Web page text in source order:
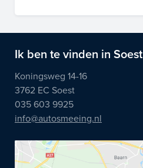
Ik ben te vinden in Soest
Koningsweg 14-16
3762 EC Soest
035 603 9925
info@autosmeeing.nl